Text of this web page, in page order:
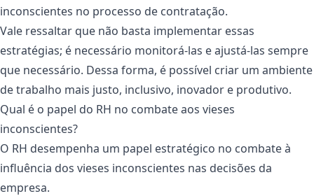
inconscientes no processo de contratação.
Vale ressaltar que não basta implementar essas
estratégias; é necessário monitorá-las e ajustá-las sempre
que necessário. Dessa forma, é possível criar um ambiente
de trabalho mais justo, inclusivo, inovador e produtivo.
Qual é o papel do RH no combate aos vieses
inconscientes?
O RH desempenha um papel estratégico no combate à
influência dos vieses inconscientes nas decisões da
empresa.